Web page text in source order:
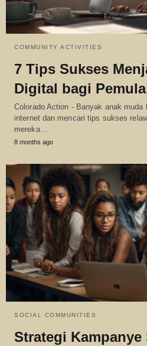
COMMUNITY ACTIVITIES
7 Tips Sukses
Digital bagi Pemula
Colorado Action - Banyak anak
internet dan mencari tips sukses
mereka…
8 months ago
SOCIAL COMMUNITIES
Strategi Kampanye